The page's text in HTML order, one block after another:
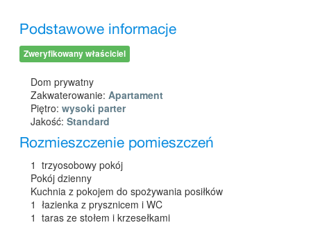
Podstawowe informacje
Zweryfikowany właściciel
Dom prywatny
Zakwaterowanie: Apartament
Piętro: wysoki parter
Jakość: Standard
Rozmieszczenie pomieszczeń
1 trzyosobowy pokój
Pokój dzienny
Kuchnia z pokojem do spożywania posiłków
1 łazienka z prysznicem i WC
1 taras ze stołem i krzesełkami